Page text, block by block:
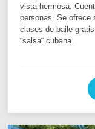
vista hermosa.
personas. Se ofrece
clases de baile
¨salsa¨ cubana.